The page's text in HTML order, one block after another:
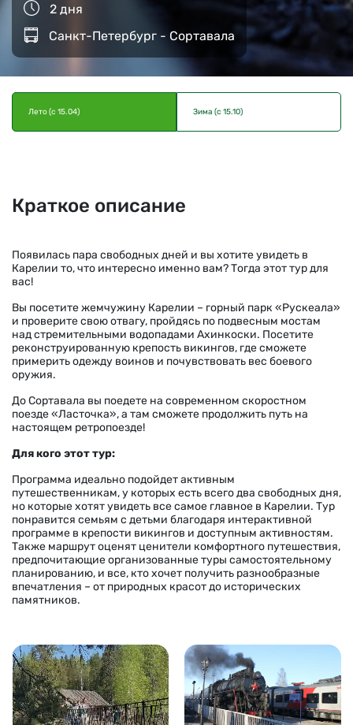
2 дня
Санкт-Петербург - Сортавала
Лето (с 15.04) Зима (с 15.10)
Краткое описание
Появилась пара свободных дней и вы хотите увидеть в
Карелии то, что интересно именно вам? Тогда этот тур для
вас!
Вы посетите жемчужину Карелии – горный парк «Рускеала»
и проверите свою отвагу, пройдясь по подвесным мостам
над стремительными водопадами Ахинкоски. Посетите
реконструированную крепость викингов, где сможете
примерить одежду воинов и почувствовать вес боевого
оружия.
До Сортавала вы поедете на современном скоростном
поезде «Ласточка», а там сможете продолжить путь на
настоящем ретропоезде!
Для кого этот тур:
Программа идеально подойдет активным
путешественникам, у которых есть всего два свободных дня,
но которые хотят увидеть все самое главное в Карелии. Тур
понравится семьям с детьми благодаря интерактивной
программе в крепости викингов и доступным активностям.
Также маршрут оценят ценители комфортного путешествия,
предпочитающие организованные туры самостоятельному
планированию, и все, кто хочет получить разнообразные
впечатления – от природных красот до исторических
памятников.